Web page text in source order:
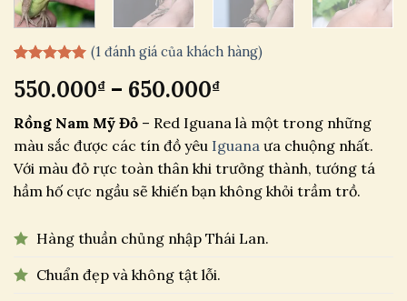
dựa trên
đánh giá
(1 đánh giá của khách hàng)
550.000₫ – 650.000₫Khoảng
giá:
từ
550.000₫
đến
650.000₫
Rồng Nam Mỹ Đỏ – Red Iguana là một trong những
màu sắc được các tín đồ yêu Iguana ưa chuộng nhất.
Với màu đỏ rực toàn thân khi trưởng thành, tướng tá
hầm hố cực ngầu sẽ khiến bạn không khỏi trầm trồ.
Hàng thuần chủng nhập Thái Lan.
Chuẩn đẹp và không tật lỗi.